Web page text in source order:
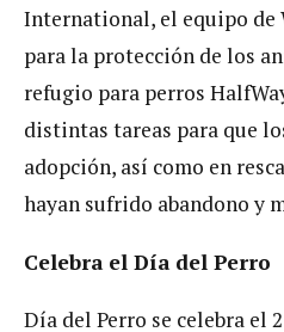
International, el equipo de
para la protección de los
refugio para perros
distintas tareas para que
adopción, así como en
hayan sufrido abandono y
Celebra el Día del Perro
Día del Perro se celebra el